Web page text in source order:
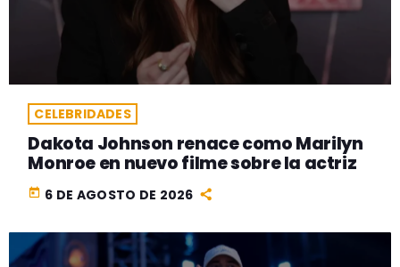
CELEBRIDADES
Dakota Johnson renace como Marilyn
Monroe en nuevo filme sobre la actriz
today 6 DE AGOSTO DE 2026